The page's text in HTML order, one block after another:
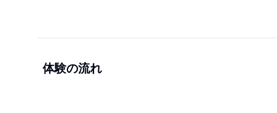
体験の流れ